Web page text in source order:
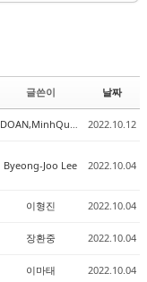
글쓴이 날짜
DOAN,MinhQuan 2022.10.12
Byeong-Joo Lee 2022.10.04
이형진 2022.10.04
장환중 2022.10.04
이마태 2022.10.04